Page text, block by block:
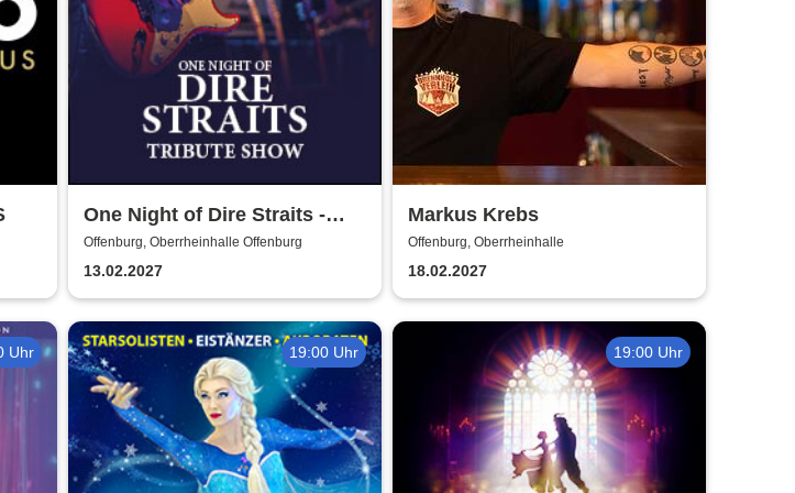
One Night of Dire Straits -
Tribute Show
Offenburg, Oberrheinhalle Offenburg
13.02.2027
Markus Krebs
Offenburg, Oberrheinhalle
18.02.2027
Uhr 19:00 Uhr 19:00 Uhr